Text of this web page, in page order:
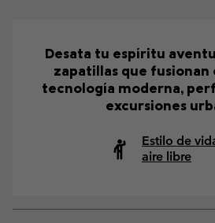
Desata tu espíritu
zapatillas que
tecnología moderna,
excursiones
Estilo de
aire libre